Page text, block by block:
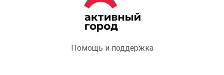
Помощь и поддержка